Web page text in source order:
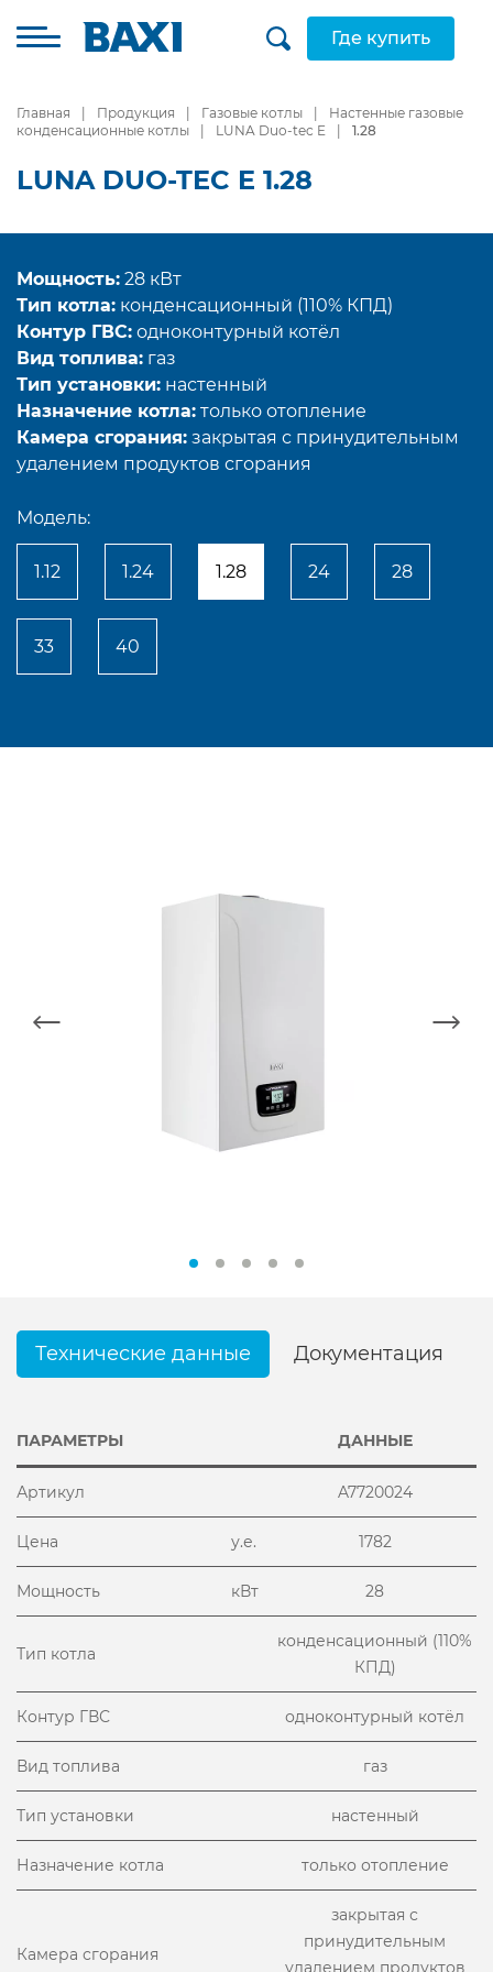
Где купить
Главная Продукция Газовые котлы
Настенные газовые
конденсационные котлы
LUNA Duo-tec E 1.28
LUNA DUO-TEC E 1.28
Мощность: 28 кВт
Тип котла: конденсационный (110% КПД)
Контур ГВС: одноконтурный котёл
Вид топлива: газ
Тип установки: настенный
Назначение котла: только отопление
Камера сгорания: закрытая с принудительным
удалением продуктов сгорания
Модель:
1.12 1.24 1.28 24 28
33 40
Технические данные Документация
ПАРАМЕТРЫ ДАННЫЕ
Артикул A7720024
Цена у.е. 1782
Мощность кВт 28
Тип котла
конденсационный (110%
КПД)
Контур ГВС одноконтурный котёл
Вид топлива газ
Тип установки настенный
Назначение котла только отопление
Камера сгорания
закрытая с
принудительным
удалением продуктов